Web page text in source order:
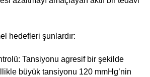
hedefleri şunlardır:
Tansiyonu agresif bir şekilde
büyük tansiyonu 120 mmHg’nin